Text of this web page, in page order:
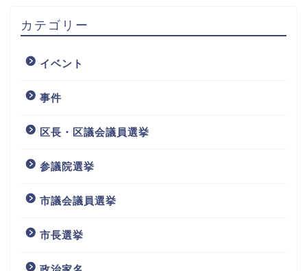
カテゴリー
イベント
事件
区長・区議会議員選挙
参議院選挙
市議会議員選挙
市長選挙